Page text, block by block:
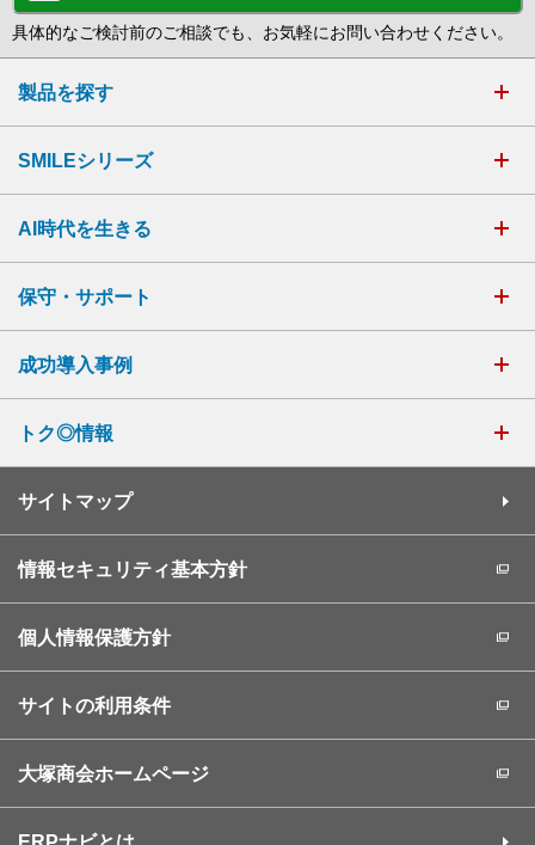
具体的なご検討前のご相談でも、お気軽にお問い合わせください。
製品を探す
SMILEシリーズ
AI時代を生きる
保守・サポート
成功導入事例
トク◎情報
サイトマップ
情報セキュリティ基本方針
個人情報保護方針
サイトの利用条件
大塚商会ホームページ